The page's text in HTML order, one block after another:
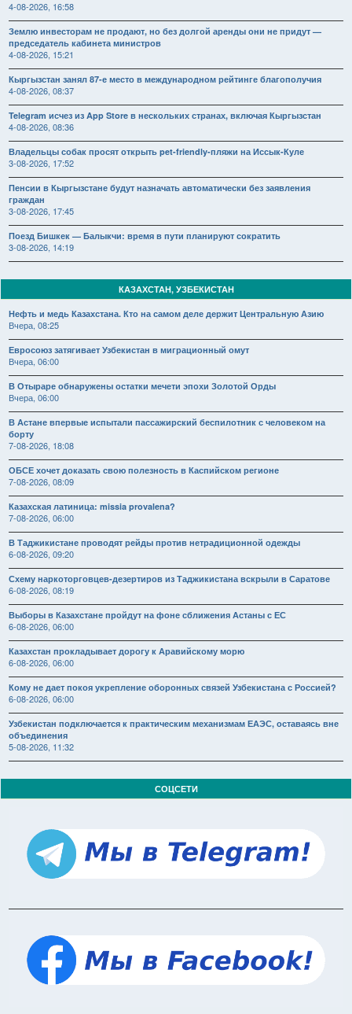
4-08-2026, 16:58
Землю инвесторам не продают, но без долгой аренды они не придут —
председатель кабинета министров
4-08-2026, 15:21
Кыргызстан занял 87-е место в международном рейтинге благополучия
4-08-2026, 08:37
Telegram исчез из App Store в нескольких странах, включая Кыргызстан
4-08-2026, 08:36
Владельцы собак просят открыть pet-friendly-пляжи на Иссык-Куле
3-08-2026, 17:52
Пенсии в Кыргызстане будут назначать автоматически без заявления
граждан
3-08-2026, 17:45
Поезд Бишкек — Балыкчи: время в пути планируют сократить
3-08-2026, 14:19
КАЗАХСТАН, УЗБЕКИСТАН
Нефть и медь Казахстана. Кто на самом деле держит Центральную Азию
Вчера, 08:25
Евросоюз затягивает Узбекистан в миграционный омут
Вчера, 06:00
В Отыраре обнаружены остатки мечети эпохи Золотой Орды
Вчера, 06:00
В Астане впервые испытали пассажирский беспилотник с человеком на
борту
7-08-2026, 18:08
ОБСЕ хочет доказать свою полезность в Каспийском регионе
7-08-2026, 08:09
Казахская латиница: missia provalena?
7-08-2026, 06:00
В Таджикистане проводят рейды против нетрадиционной одежды
6-08-2026, 09:20
Схему наркоторговцев-дезертиров из Таджикистана вскрыли в Саратове
6-08-2026, 08:19
Выборы в Казахстане пройдут на фоне сближения Астаны с ЕС
6-08-2026, 06:00
Казахстан прокладывает дорогу к Аравийскому морю
6-08-2026, 06:00
Кому не дает покоя укрепление оборонных связей Узбекистана с Россией?
6-08-2026, 06:00
Узбекистан подключается к практическим механизмам ЕАЭС, оставаясь вне
объединения
5-08-2026, 11:32
СОЦСЕТИ